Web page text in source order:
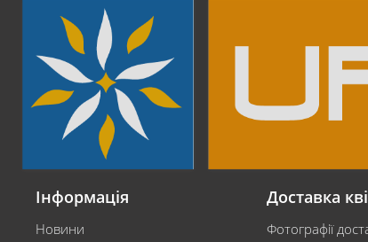
Інформація
Новини
Доставка
Фотографії